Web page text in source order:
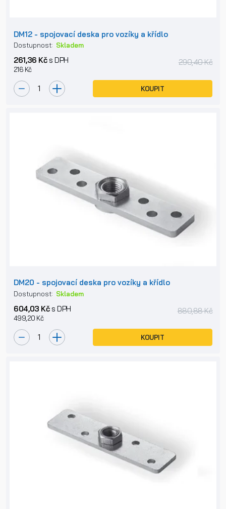
DM12 - spojovací deska pro vozíky a křídlo
Dostupnost: Skladem
261,36 Kčs DPH
216 Kč
290,40 Kč
KOUPIT
DM20 - spojovací deska pro vozíky a křídlo
Dostupnost: Skladem
604,03 Kčs DPH
499,20 Kč
880,88 Kč
KOUPIT